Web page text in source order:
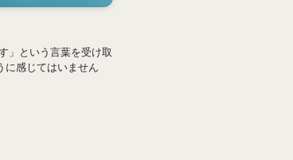
」という言葉を受け取
に感じてはいません